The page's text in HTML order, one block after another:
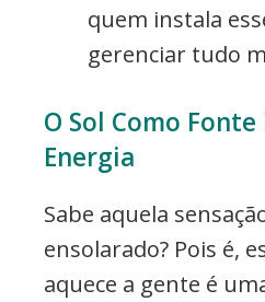
quem instala
gerenciar tudo
O Sol Como
Energia
Sabe aquela
ensolarado? Pois é,
aquece a gente é